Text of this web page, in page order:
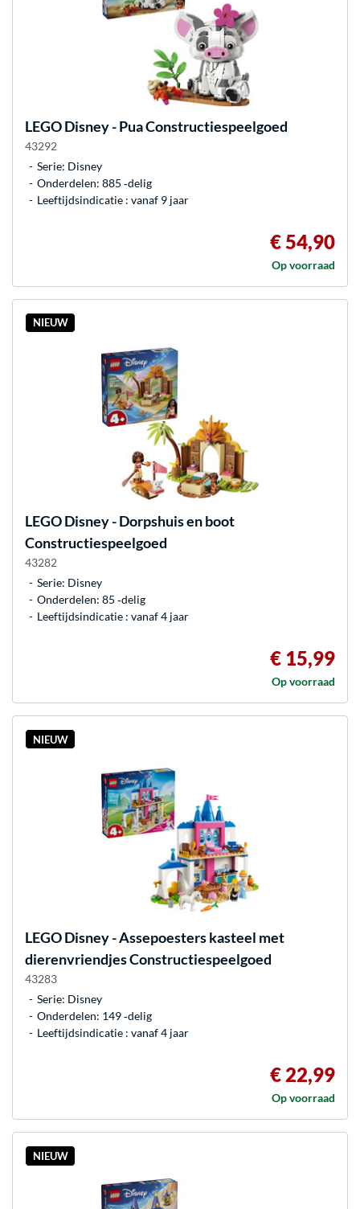
LEGODisney - Pua Constructiespeelgoed
43292
Serie: Disney
Onderdelen: 885 ‐delig
Leeftijdsindicatie : vanaf 9 jaar
€ 54,90
Op voorraad
NIEUW
LEGODisney - Dorpshuis en boot
Constructiespeelgoed
43282
Serie: Disney
Onderdelen: 85 ‐delig
Leeftijdsindicatie : vanaf 4 jaar
€ 15,99
Op voorraad
NIEUW
LEGODisney - Assepoesters kasteel met
dierenvriendjes Constructiespeelgoed
43283
Serie: Disney
Onderdelen: 149 ‐delig
Leeftijdsindicatie : vanaf 4 jaar
€ 22,99
Op voorraad
NIEUW